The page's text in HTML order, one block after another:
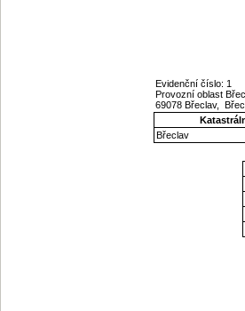
Evidenční číslo: 1
Provozní oblast
69078 Břeclav,
Břeclav